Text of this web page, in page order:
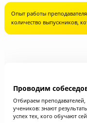
4 этапа
чтобы вы не
Опыт работы
количество